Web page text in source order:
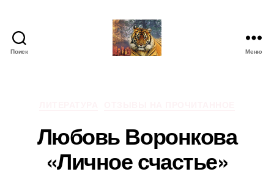
Поиск Меню
Любовь Воронкова
«Личное счастье»